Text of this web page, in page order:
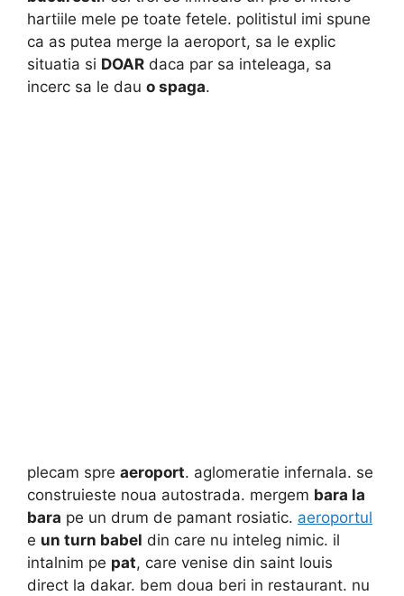
hartiile mele pe toate fetele. politistul imi spune
ca as putea merge la aeroport, sa le explic
situatia si DOAR daca par sa inteleaga, sa
incerc sa le dau o spaga.
plecam spre aeroport. aglomeratie infernala. se
construieste noua autostrada. mergem bara la
bara pe un drum de pamant rosiatic. aeroportul
e un turn babel din care nu inteleg nimic. il
intalnim pe pat, care venise din saint louis
direct la dakar. bem doua beri in restaurant. nu